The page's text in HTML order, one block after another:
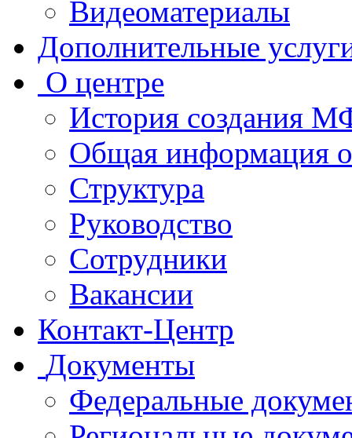
Видеоматериалы
Дополнительные
О центре
История создания
Общая
Структура
Руководство
Сотрудники
Вакансии
Контакт-Центр
Документы
Федеральные